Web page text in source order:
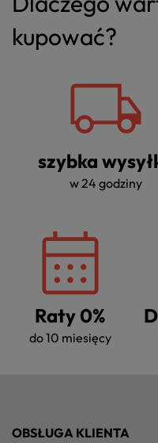
kupować?
szybka
w 24 godziny
Raty 0%
do 10 miesięcy
OBSŁUGA KLIENTA